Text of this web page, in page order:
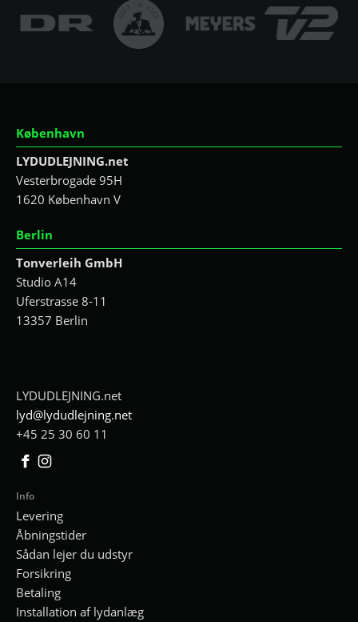
København
LYDUDLEJNING.net
Vesterbrogade 95H
1620 København V
Berlin
Tonverleih GmbH
Studio A14
Uferstrasse 8-11
13357 Berlin
LYDUDLEJNING.net
lyd@lydudlejning.net
+45 25 30 60 11
Facebook
Instagram
Info
Levering
Åbningstider
Sådan lejer du udstyr
Forsikring
Betaling
Installation af lydanlæg